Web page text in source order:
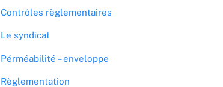
Contrôles règlementaires
Le syndicat
Pérméabilité – enveloppe
Règlementation